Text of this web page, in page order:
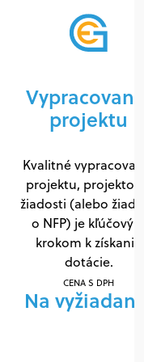
projektu
Kvalitné
projektu,
žiadosti (alebo
o NFP) je
krokom k získaniu
dotácie.
CENA S DPH
Na